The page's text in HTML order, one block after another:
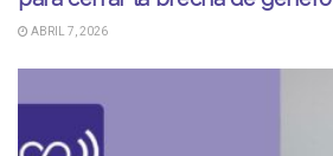
ABRIL 7, 2026